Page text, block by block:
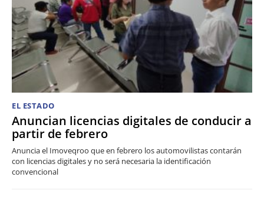
EL ESTADO
Anuncian licencias digitales de conducir a
partir de febrero
Anuncia el Imoveqroo que en febrero los automovilistas contarán
con licencias digitales y no será necesaria la identificación
convencional